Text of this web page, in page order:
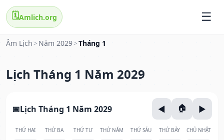
🗓️Amlich.org
Âm Lịch > Năm 2029>Tháng 1
Lịch Tháng 1 Năm 2029
Lịch Tháng 1 Năm 2029
THỨ HAI THỨ BA THỨ TƯ THỨ NĂM THỨ SÁU THỨ BẢY CHỦ NHẬT